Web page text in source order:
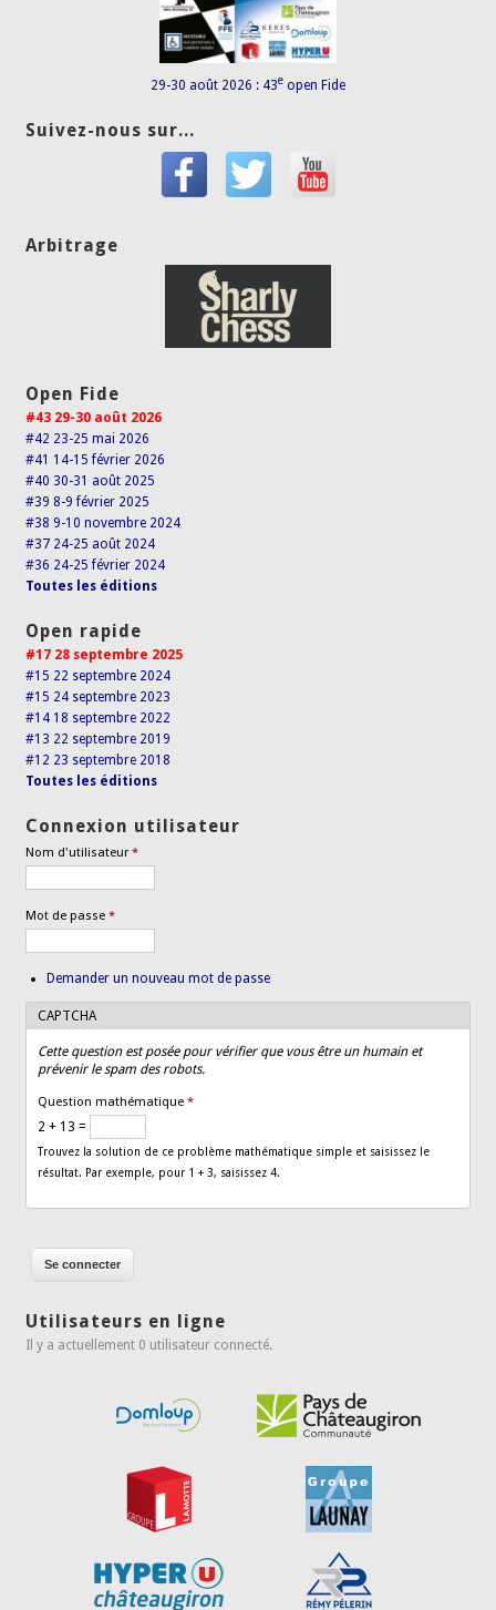
29-30 août 2026 : 43e open Fide
Suivez-nous sur...
Arbitrage
Open Fide
#43 29-30 août 2026
#42 23-25 mai 2026
#41 14-15 février 2026
#40 30-31 août 2025
#39 8-9 février 2025
#38 9-10 novembre 2024
#37 24-25 août 2024
#36 24-25 février 2024
Toutes les éditions
Open rapide
#17 28 septembre 2025
#15 22 septembre 2024
#15 24 septembre 2023
#14 18 septembre 2022
#13 22 septembre 2019
#12 23 septembre 2018
Toutes les éditions
Connexion utilisateur
Nom d'utilisateur*
Mot de passe*
Demander un nouveau mot de passe
CAPTCHA
Cette question est posée pour vérifier que vous être un humain et
prévenir le spam des robots.
Question mathématique*
2 + 13 =
Trouvez la solution de ce problème mathématique simple et saisissez le
résultat. Par exemple, pour 1 + 3, saisissez 4.
Utilisateurs en ligne
Il y a actuellement 0 utilisateur connecté.